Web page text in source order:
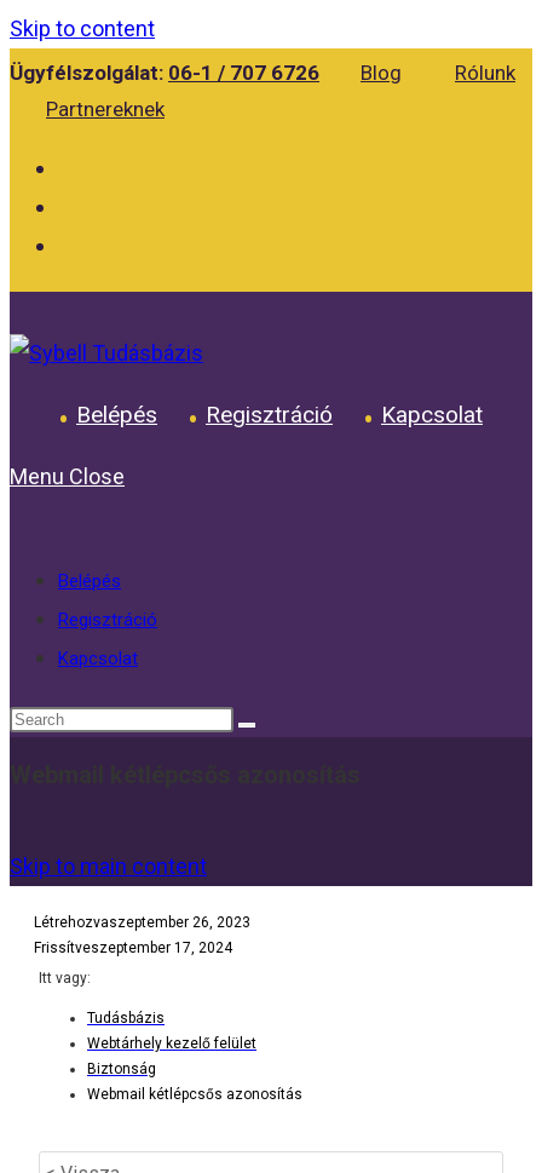
Skip to content
Ügyfélszolgálat: 06-1 / 707 6726 Blog
Rólunk
Partnereknek
Belépés Regisztráció Kapcsolat
Menu Close
Belépés
Regisztráció
Kapcsolat
Skip to main content
Létrehozvaszeptember 26, 2023
Frissítveszeptember 17, 2024
Itt vagy:
Tudásbázis
Webtárhely kezelő felület
Biztonság
Webmail kétlépcsős azonosítás